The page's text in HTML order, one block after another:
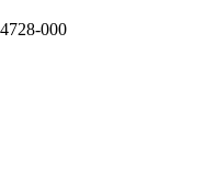
000